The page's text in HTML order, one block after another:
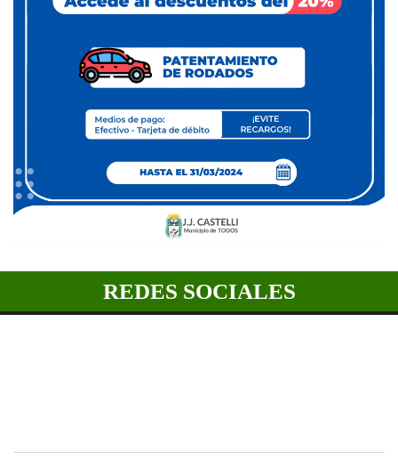
REDES SOCIALES